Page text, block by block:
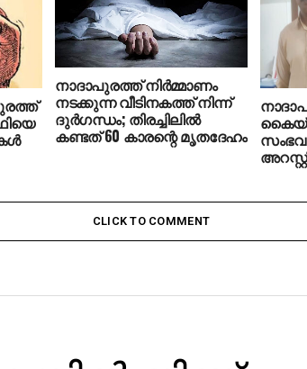
നാദാപുരത്ത് നിർമ്മാണം
നടക്കുന്ന വീടിനകത്ത് നിന്ന്
ദുർഗന്ധം; തിരച്ചിലിൽ
കണ്ടത് 60 കാരന്റെ മൃതദേഹം
CLICK TO COMMENT